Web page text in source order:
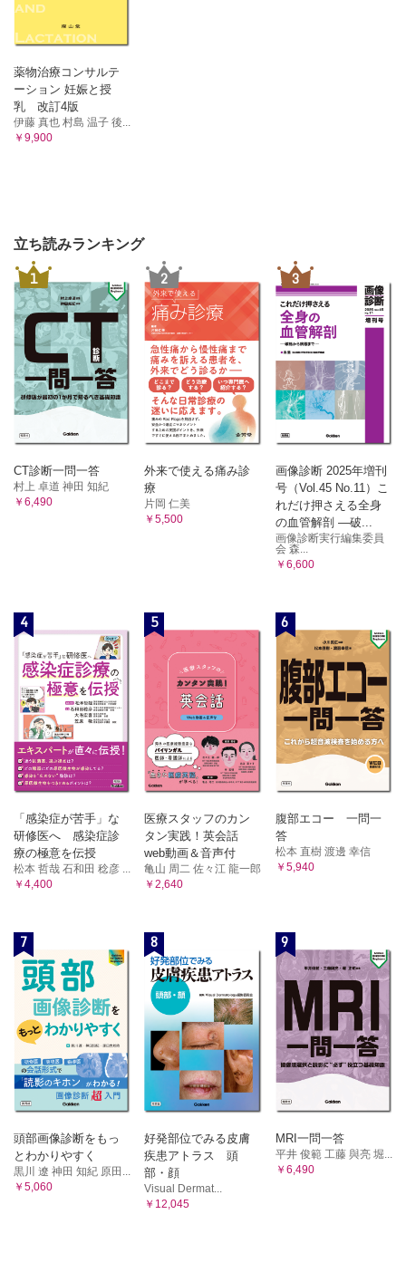
薬物治療コンサルテ
ーション 妊娠と授
乳 改訂4版
伊藤 真也 村島 温子 後...
￥9,900
立ち読みランキング
1
CT診断一問一答
村上 卓道 神田 知紀
￥6,490
2
外来で使える痛み診
療
片岡 仁美
￥5,500
3
画像診断 2025年増刊
号（Vol.45 No.11）こ
れだけ押さえる全身
の血管解剖 ―破...
画像診断実行編集委員
会 森...
￥6,600
4
「感染症が苦手」な
研修医へ 感染症診
療の極意を伝授
松本 哲哉 石和田 稔彦 ...
￥4,400
5
医療スタッフのカン
タン実践！英会話
web動画＆音声付
亀山 周二 佐々江 龍一郎
￥2,640
6
腹部エコー 一問一
答
松本 直樹 渡邊 幸信
￥5,940
7
頭部画像診断をもっ
とわかりやすく
黒川 遼 神田 知紀 原田...
￥5,060
8
好発部位でみる皮膚
疾患アトラス 頭
部・顔
Visual Dermat...
￥12,045
9
MRI一問一答
平井 俊範 工藤 與亮 堀...
￥6,490